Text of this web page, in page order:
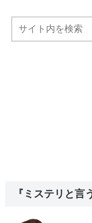
『ミステリと言